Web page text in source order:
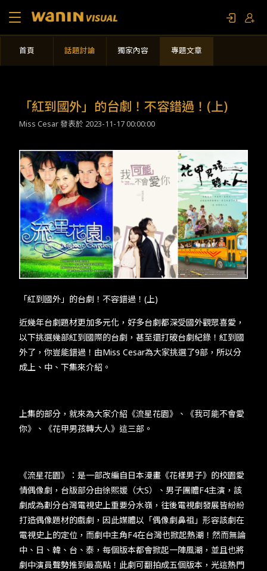
關於我們
影視專題
聯繫我們
限定活動
TW EN JP KR
首頁 話題討論 獨家內容 專題文章
「紅到國外」的台劇！不容錯過！(上)
Miss Cesar 發表於 2023-11-17 00:00:00
「紅到國外」的台劇！不容錯過！(上)
近幾年台劇題材更加多元化，好多台劇都深受國外觀眾喜愛，
以下挑選幾部紅到國際的台劇，甚至還打破台劇紀錄！紅到國
外了，你豈能錯過！由Miss Cesar為大家挑選了9部，所以分
成上、中、下集來介紹。
上集的部分，就來為大家介紹《流星花園》、《我可能不會愛
你》、《花甲男孩轉大人》這三部。
《流星花園》：是一部改編自日本漫畫《花樣男子》的校園愛
情偶像劇，台版部分由徐熙媛（大S）、男子團體F4主演，該
劇成為劃分台灣電視史上重要分水嶺，往後電視劇發展皆紛紛
打造偶像題材的戲劇，因此媒體以「偶像劇鼻祖」形容該劇在
電視史上的定位，而劇中主角F4在台灣也掀起熱潮！然而無論
中、日、韓、台、泰，每個版本都會掀起一陣風潮，並且也將
劇中演員聲勢推到最高點！此劇可翻拍成五個版本，光這熱門